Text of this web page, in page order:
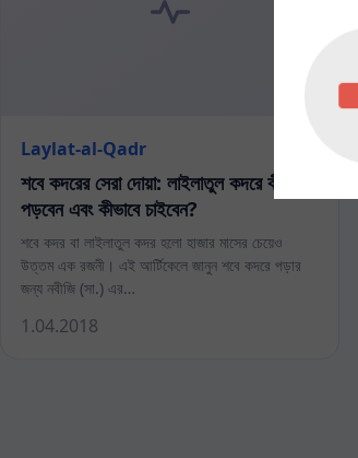
Laylat-al-Qadr
শবে কদরের সেরা দোয়া: লাইলাতুল কদরে কী
পড়বেন এবং কীভাবে চাইবেন?
শবে কদর বা লাইলাতুল কদর হলো হাজার মাসের চেয়েও
উত্তম এক রজনী। এই আর্টিকেলে জানুন শবে কদরে পড়ার
জন্য নবীজি (সা.) এর…
1.04.2018